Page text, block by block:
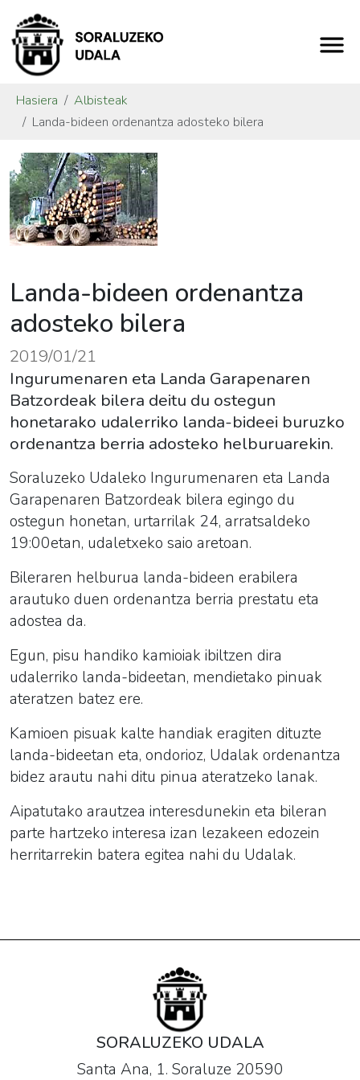
Hasiera
Albisteak
Landa-bideen ordenantza adosteko bilera
Landa-bideen ordenantza
adosteko bilera
2019/01/21
Ingurumenaren eta Landa Garapenaren
Batzordeak bilera deitu du ostegun
honetarako udalerriko landa-bideei buruzko
ordenantza berria adosteko helburuarekin.
Soraluzeko Udaleko Ingurumenaren eta Landa
Garapenaren Batzordeak bilera egingo du
ostegun honetan, urtarrilak 24, arratsaldeko
19:00etan, udaletxeko saio aretoan.
Bileraren helburua landa-bideen erabilera
arautuko duen ordenantza berria prestatu eta
adostea da.
Egun, pisu handiko kamioiak ibiltzen dira
udalerriko landa-bideetan, mendietako pinuak
ateratzen batez ere.
Kamioen pisuak kalte handiak eragiten dituzte
landa-bideetan eta, ondorioz, Udalak ordenantza
bidez arautu nahi ditu pinua ateratzeko lanak.
Aipatutako arautzea interesdunekin eta bileran
parte hartzeko interesa izan lezakeen edozein
herritarrekin batera egitea nahi du Udalak.
SORALUZEKO UDALA
Santa Ana, 1. Soraluze 20590